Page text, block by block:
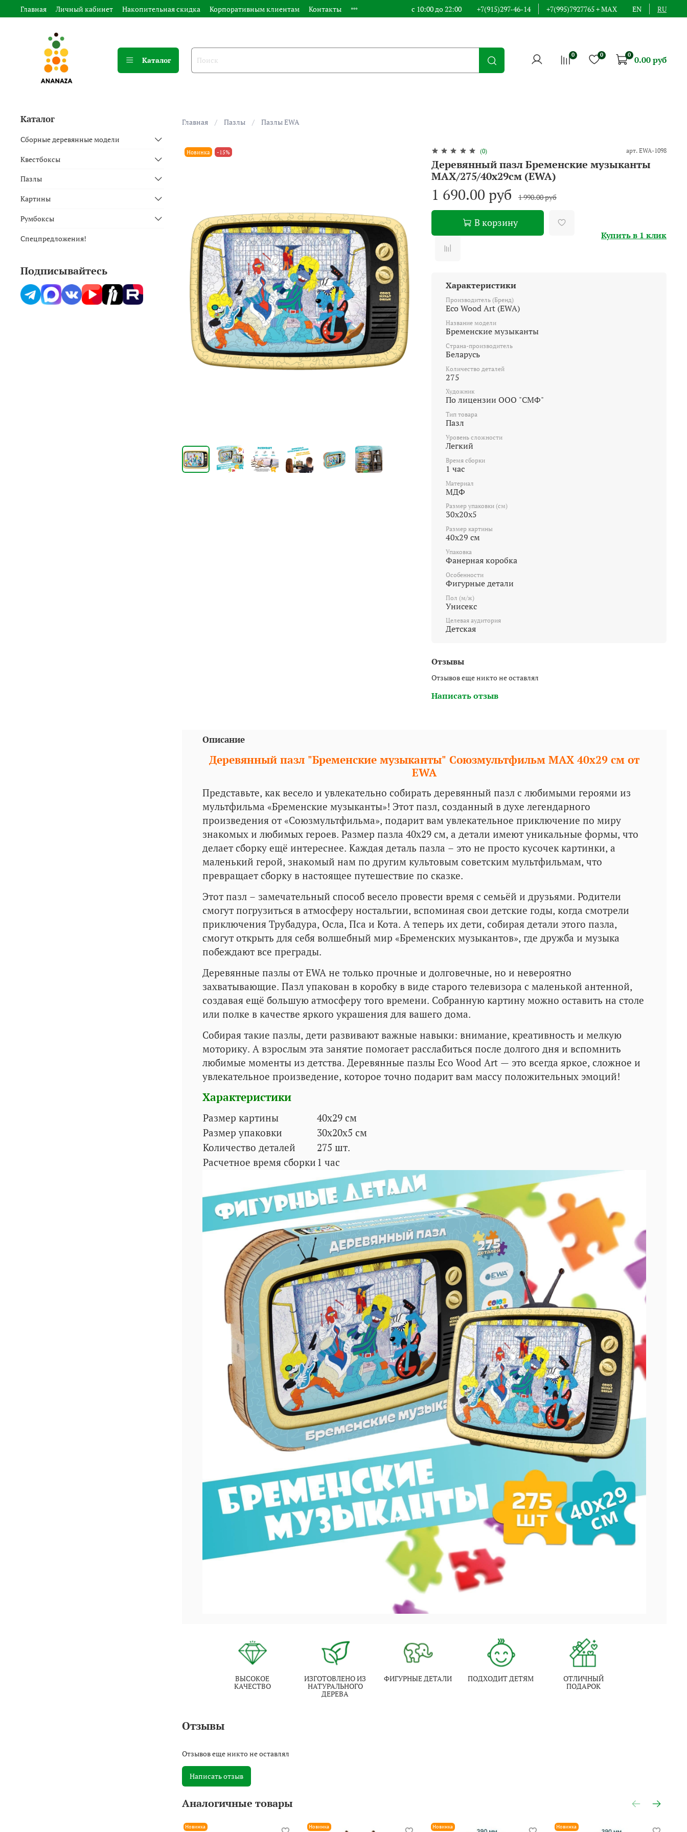
Главная Личный кабинет Накопительная скидка Корпоративным клиентам Контакты с 10:00 до 22:00 +7(915)297-46-14 +7(995)7927765 + MAX EN RU
Каталог
0 0 0 0.00 руб
Главная Пазлы Пазлы EWA
Новинка -15% (0) арт. EWA-1098
Деревянный пазл Бременские музыканты
MAX/275/40x29см (EWA)
1 690.00 руб 1 990.00 руб
В корзину
Купить в 1 клик
Характеристики
Производитель (Бренд)
Eco Wood Art (EWA)
Название модели
Бременские музыканты
Страна-производитель
Беларусь
Количество деталей
275
Художник
По лицензии ООО "СМФ"
Тип товара
Пазл
Уровень сложности
Легкий
Время сборки
1 час
Материал
МДФ
Размер упаковки (см)
30х20х5
Размер картины
40x29 см
Упаковка
Фанерная коробка
Особенности
Фигурные детали
Пол (м/ж)
Унисекс
Целевая аудитория
Детская
Отзывы
Отзывов еще никто не оставлял
Написать отзыв
Описание
Деревянный пазл "Бременские музыканты" Союзмультфильм MAX 40x29 см от
EWA
Представьте, как весело и увлекательно собирать деревянный пазл с любимыми героями из
мультфильма «Бременские музыканты»! Этот пазл, созданный в духе легендарного
произведения от «Союзмультфильма», подарит вам увлекательное приключение по миру
знакомых и любимых героев. Размер пазла 40х29 см, а детали имеют уникальные формы, что
делает сборку ещё интереснее. Каждая деталь пазла – это не просто кусочек картинки, а
маленький герой, знакомый нам по другим культовым советским мультфильмам, что
превращает сборку в настоящее путешествие по сказке.
Этот пазл – замечательный способ весело провести время с семьёй и друзьями. Родители
смогут погрузиться в атмосферу ностальгии, вспоминая свои детские годы, когда смотрели
приключения Трубадура, Осла, Пса и Кота. А теперь их дети, собирая детали этого пазла,
смогут открыть для себя волшебный мир «Бременских музыкантов», где дружба и музыка
побеждают все преграды.
Деревянные пазлы от EWA не только прочные и долговечные, но и невероятно
захватывающие. Пазл упакован в коробку в виде старого телевизора с маленькой антенной,
создавая ещё большую атмосферу того времени. Собранную картину можно оставить на столе
или полке в качестве яркого украшения для вашего дома.
Собирая такие пазлы, дети развивают важные навыки: внимание, креативность и мелкую
моторику. А взрослым эта занятие помогает расслабиться после долгого дня и вспомнить
любимые моменты из детства. Деревянные пазлы Eco Wood Art — это всегда яркое, сложное и
увлекательное произведение, которое точно подарит вам массу положительных эмоций!
Характеристики
Размер картины
40x29 см
Размер упаковки
30х20х5 см
Количество деталей
275 шт.
Расчетное время сборки 1 час
ВЫСОКОЕ
КАЧЕСТВО
ИЗГОТОВЛЕНО ИЗ
НАТУРАЛЬНОГО
ДЕРЕВА
ФИГУРНЫЕ ДЕТАЛИ ПОДХОДИТ ДЕТЯМ ОТЛИЧНЫЙ
ПОДАРОК
Отзывы
Отзывов еще никто не оставлял
Написать отзыв
Аналогичные товары
Новинка Новинка Новинка Новинка
Каталог
Сборные деревянные модели
Квестбоксы
Пазлы
Картины
Румбоксы
Спецпредложения!
Подписывайтесь